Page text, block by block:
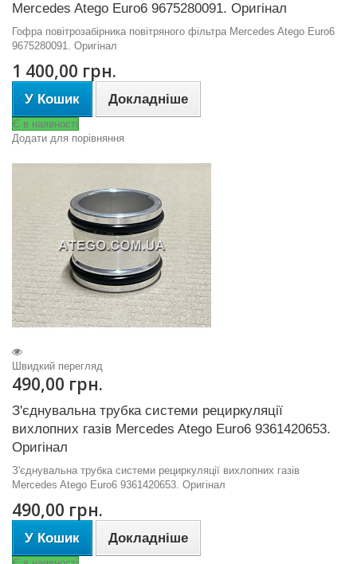
Mercedes Atego Euro6 9675280091. Оригінал
Гофра повітрозабірника повітряного фільтра Mercedes Atego Euro6
9675280091. Оригінал
1 400,00 грн.
У Кошик Докладніше
Є в наявності
Додати для порівняння
Швидкий перегляд
490,00 грн.
З'єднувальна трубка системи рециркуляції
вихлопних газів Mercedes Atego Euro6 9361420653.
Оригінал
З'єднувальна трубка системи рециркуляції вихлопних газів
Mercedes Atego Euro6 9361420653. Оригінал
490,00 грн.
У Кошик Докладніше